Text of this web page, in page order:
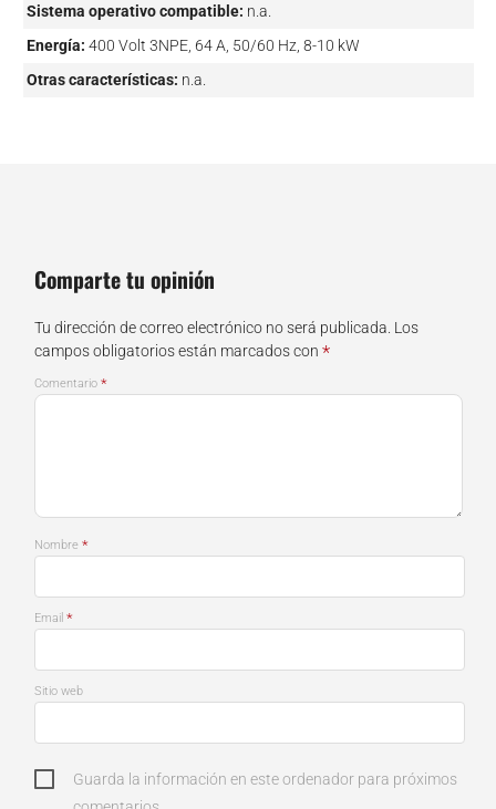
Sistema operativo compatible: n.a.
Energía: 400 Volt 3NPE, 64 A, 50/60 Hz, 8-10 kW
Otras características: n.a.
Comparte tu opinión
Tu dirección de correo electrónico no será publicada. Los
campos obligatorios están marcados con *
Comentario *
Nombre *
Email *
Sitio web
Guarda la información en este ordenador para próximos